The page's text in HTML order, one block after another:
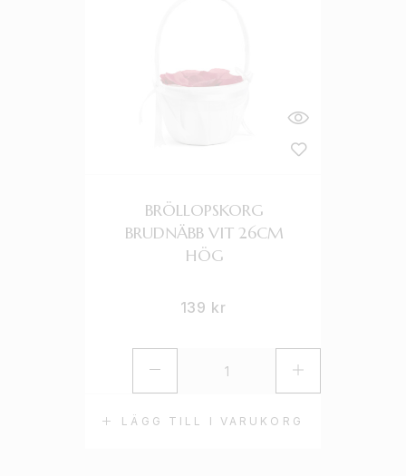
LÄGG TILL I VARUKORG
BRÖLLOPSKORG
BRUDNÄBB VIT 26CM
HÖG
139 kr